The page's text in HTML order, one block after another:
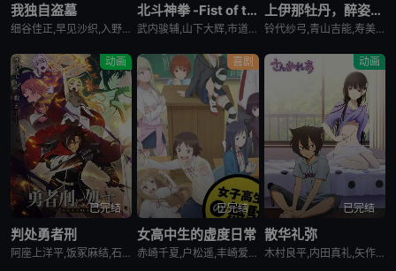
我独自盗墓
细谷佳正,早见沙织,入野自由,诹访部顺一
北斗神拳 -Fist of the North Star-
武内骏辅,山下大辉,市道真央
上伊那牡丹，醉姿如百合
铃代纱弓,青山吉能,寿美菜子,天海由梨奈,富田美忧,河濑茉希
动画
已完结
判处勇者刑
阿座上洋平,饭冢麻结,石上静香,堀江瞬,土岐隼一,上田燿司,松冈祯丞,福岛润,千叶翔也,日笠阳子,中村悠一,大西沙织
喜剧
已完结
女高中生的虚度日常
赤崎千夏,户松遥,丰崎爱生,长绳麻理亚,富田美忧,高桥李依,佐藤聪美,市道真央,兴津和幸,上田丽奈,名冢佳织,落合福嗣,松冈祯丞,岛崎信长
动画
已完结
散华礼弥
木村良平,内田真礼,矢作纱友里,井口裕香,荻野晴朗,石冢运升,西山宏太朗,桑岛法子,岩濑周平,西口杏里沙